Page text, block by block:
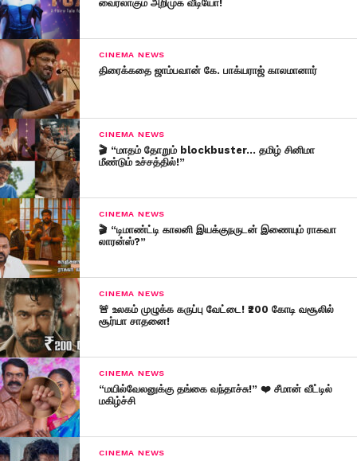
வைரலாகும் அறிமுக வீடியோ!
CINEMA NEWS
திரைக்கதை ஜாம்பவான் கே. பாக்யராஜ் காலமானார்
CINEMA NEWS
🎬 “மாதம் தோறும் blockbuster… தமிழ் சினிமா
மீண்டும் உச்சத்தில்!”
CINEMA NEWS
🎬 “டிமாண்ட்டி காலனி இயக்குநருடன் இணையும் ராகவா
லாரன்ஸ்?”
CINEMA NEWS
🚨 உலகம் முழுக்க கருப்பு வேட்டை! ₹200 கோடி வசூலில்
சூர்யா சாதனை!
CINEMA NEWS
“மயில்வேலனுக்கு தங்கை வந்தாச்சு!” ❤️ சீமான் வீட்டில்
மகிழ்ச்சி
CINEMA NEWS